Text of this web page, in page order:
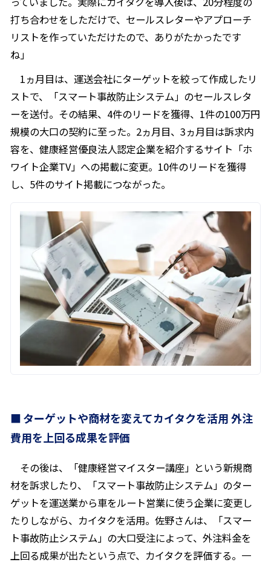
打ち合わせをしただけで、セールスレターやアプローチ
リストを作っていただけたので、ありがたかったです
ね」
1ヵ月目は、運送会社にターゲットを絞って作成したリ
ストで、「スマート事故防止システム」のセールスレタ
ーを送付。その結果、4件のリードを獲得、1件の100万円
規模の大口の契約に至った。2ヵ月目、3ヵ月目は訴求内
容を、健康経営優良法人認定企業を紹介するサイト「ホ
ワイト企業TV」への掲載に変更。10件のリードを獲得
し、5件のサイト掲載につながった。
ターゲットや商材を変えてカイタクを活用 外注
費用を上回る成果を評価
その後は、「健康経営マイスター講座」という新規商
材を訴求したり、「スマート事故防止システム」のター
ゲットを運送業から車をルート営業に使う企業に変更し
たりしながら、カイタクを活用。佐野さんは、「スマー
ト事故防止システム」の大口受注によって、外注料金を
上回る成果が出たという点で、カイタクを評価する。一